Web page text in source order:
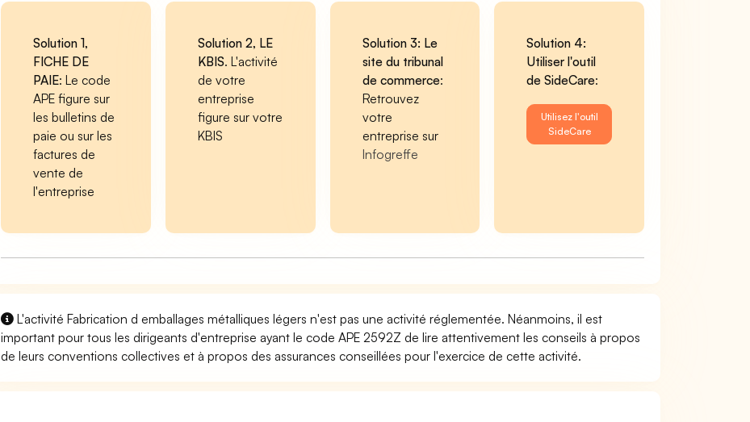
Solution 1,
FICHE DE
PAIE: Le code
APE figure sur
les bulletins de
paie ou sur les
factures de
vente de
l'entreprise
Solution 2, LE
KBIS. L'activité
de votre
entreprise
figure sur votre
KBIS
Solution 3: Le
site du tribunal
de commerce:
Retrouvez
votre
entreprise sur
Infogreffe
Solution 4:
Utiliser l'outil
de SideCare:
Utilisez l'outil
SideCare
L'activité Fabrication d emballages métalliques légers n'est pas une activité réglementée. Néanmoins, il est
important pour tous les dirigeants d'entreprise ayant le code APE 2592Z de lire attentivement les conseils à propos
de leurs conventions collectives et à propos des assurances conseillées pour l'exercice de cette activité.